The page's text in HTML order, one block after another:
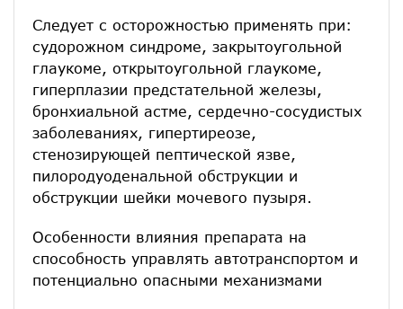
Следует с осторожностью применять при:
судорожном синдроме, закрытоугольной
глаукоме, открытоугольной глаукоме,
гиперплазии предстательной железы,
бронхиальной астме, сердечно-сосудистых
заболеваниях, гипертиреозе,
стенозирующей пептической язве,
пилородуоденальной обструкции и
обструкции шейки мочевого пузыря.
Особенности влияния препарата на
способность управлять автотранспортом и
потенциально опасными механизмами